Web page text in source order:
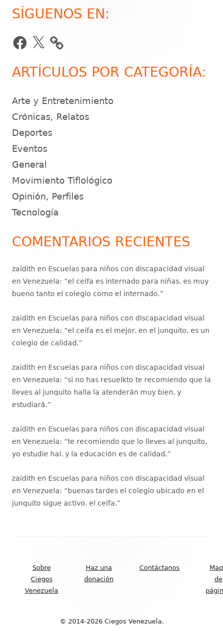
Barra
lateral
SÍGUENOS EN:
Facebook
X
ARTÍCULOS POR CATEGORÍA:
Arte y Entretenimiento
Crónicas, Relatos
Deportes
Eventos
General
Movimiento Tiflológico
Opinión, Perfiles
Tecnología
COMENTARIOS RECIENTES
zaidith en Escuelas para niños con discapacidad visual
en Venezuela: “el ceifa es internado para niñas. es muy
bueno tanto el colegio como el internado.”
zaidith en Escuelas para niños con discapacidad visual
en Venezuela: “el ceifa es el mejor. en el junquito. es un
colegio de calidad.”
zaidith en Escuelas para niños con discapacidad visual
en Venezuela: “si no has resuelkto te recomiendo que la
lleves al junquito halla la atenderán muy bien. y
estudiará.”
zaidith en Escuelas para niños con discapacidad visual
en Venezuela: “te recomiendo que lo lleves al junquito,
yo estudie haí. y la educación es de calidad.”
zaidith en Escuelas para niños con discapacidad visual
en Venezuela: “buenas tardes el colegio ubicado en el
junquito sigue activo. el ceifa.”
Footer
Sobre
Ciegos
Venezuela
Haz una
donación
Contáctanos
de
© 2014-2026 Ciegos Venezuela.